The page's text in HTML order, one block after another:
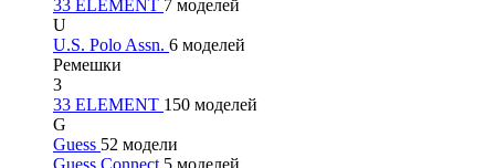
33 ELEMENT 7 моделей
U
U.S. Polo Assn. 6 моделей
Ремешки
3
33 ELEMENT 150 моделей
G
Guess 52 модели
Guess Connect 5 моделей